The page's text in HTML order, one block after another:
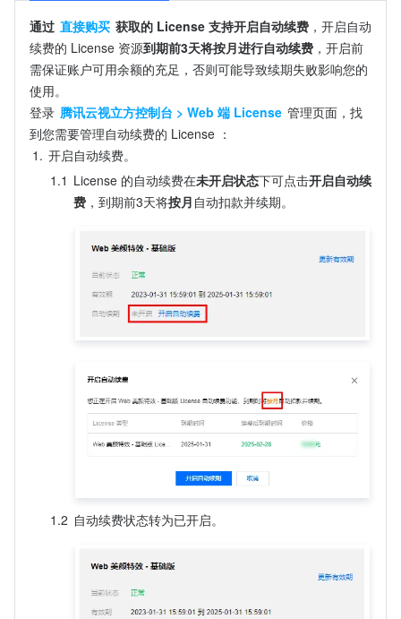
通过 直接购买 获取的 License 支持开启自动续费 ，开启自动
续费的 License 资源到期前3天将按月进行自动续费 ，开启前
需保证账户可用余额的充足，否则可能导致续期失败影响您的
使用。
登录 腾讯云视立方控制台 > Web 端 License 管理页面，找
到您需要管理自动续费的 License ：
1. 开启自动续费。
1.1 License 的自动续费在未开启状态下可点击开启自动续
费 ，到期前3天将按月 自动扣款并续期。
1.2 自动续费状态转为已开启。